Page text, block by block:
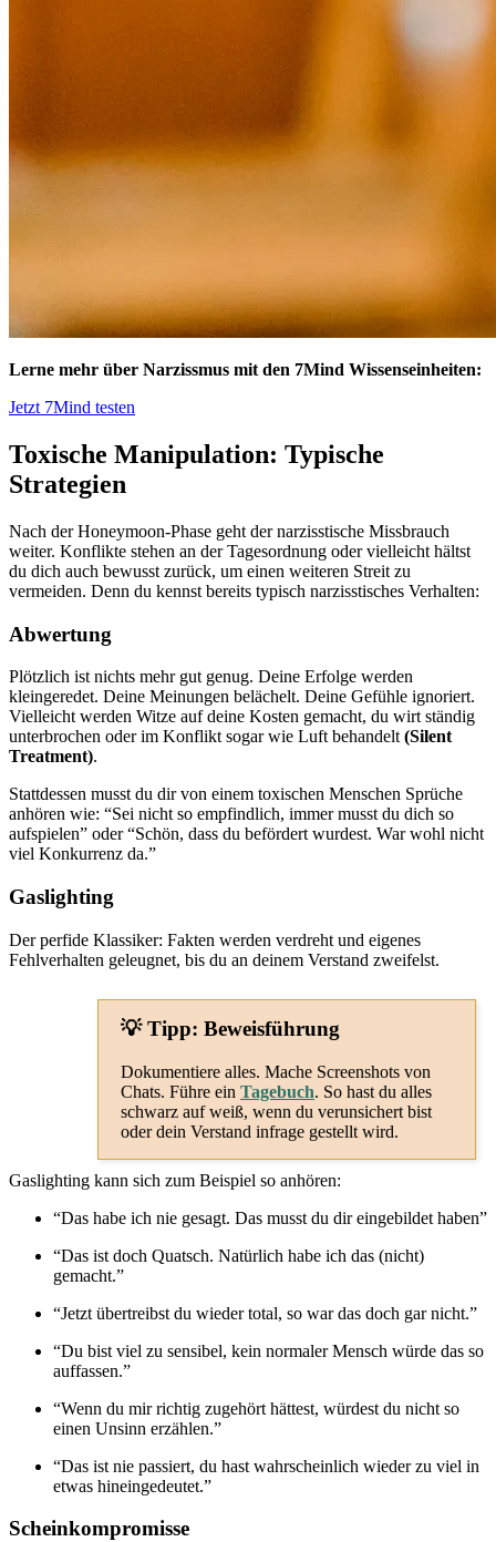
Lerne mehr über Narzissmus mit den 7Mind Wissenseinheiten:
Jetzt 7Mind testen
Toxische Manipulation: Typische
Strategien
Nach der Honeymoon-Phase geht der narzisstische Missbrauch
weiter. Konflikte stehen an der Tagesordnung oder vielleicht hältst
du dich auch bewusst zurück, um einen weiteren Streit zu
vermeiden. Denn du kennst bereits typisch narzisstisches Verhalten:
Abwertung
Plötzlich ist nichts mehr gut genug. Deine Erfolge werden
kleingeredet. Deine Meinungen belächelt. Deine Gefühle ignoriert.
Vielleicht werden Witze auf deine Kosten gemacht, du wirt ständig
unterbrochen oder im Konflikt sogar wie Luft behandelt (Silent
Treatment).
Stattdessen musst du dir von einem toxischen Menschen Sprüche
anhören wie: “Sei nicht so empfindlich, immer musst du dich so
aufspielen” oder “Schön, dass du befördert wurdest. War wohl nicht
viel Konkurrenz da.”
Gaslighting
Der perfide Klassiker: Fakten werden verdreht und eigenes
Fehlverhalten geleugnet, bis du an deinem Verstand zweifelst.
💡 Tipp: Beweisführung
Dokumentiere alles. Mache Screenshots von
Chats. Führe ein Tagebuch. So hast du alles
schwarz auf weiß, wenn du verunsichert bist
oder dein Verstand infrage gestellt wird.
Gaslighting kann sich zum Beispiel so anhören:
“Das habe ich nie gesagt. Das musst du dir eingebildet haben”
“Das ist doch Quatsch. Natürlich habe ich das (nicht)
gemacht.”
“Jetzt übertreibst du wieder total, so war das doch gar nicht.”
“Du bist viel zu sensibel, kein normaler Mensch würde das so
auffassen.”
“Wenn du mir richtig zugehört hättest, würdest du nicht so
einen Unsinn erzählen.”
“Das ist nie passiert, du hast wahrscheinlich wieder zu viel in
etwas hineingedeutet.”
Scheinkompromisse